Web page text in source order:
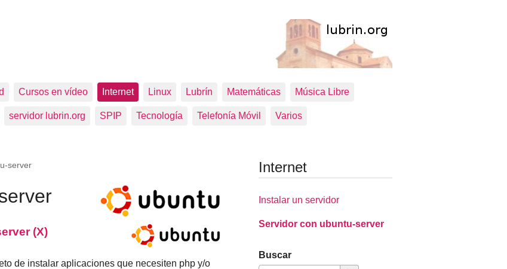
Cursos en vídeo Internet Linux Lubrín Matemáticas Música Libre
servidor lubrin.org SPIP Tecnología Telefonía Móvil Varios
server
(X)
de instalar aplicaciones que necesiten php y/o
Internet
Instalar un servidor
Servidor con ubuntu-server
Buscar